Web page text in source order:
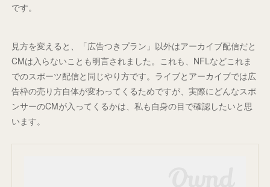
です。
見方を変えると、「広告つきプラン」以外はアーカイブ配信だと
CMは入らないことも明言されました。これも、NFLなどこれま
でのスポーツ配信と同じやり方です。ライブとアーカイブでは広
告枠の売り方自体が変わってくるためですが、実際にどんなスポ
ンサーのCMが入ってくるかは、私も自身の目で確認したいと思
います。